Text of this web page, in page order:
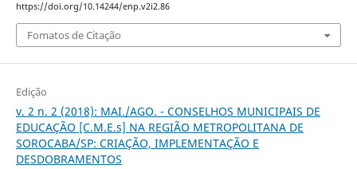
https://doi.org/10.14244/enp.v2i2.86
Fomatos de Citação
Edição
v. 2 n. 2 (2018): MAI./AGO. - CONSELHOS MUNICIPAIS DE
EDUCAÇÃO [C.M.E.s] NA REGIÃO METROPOLITANA DE
SOROCABA/SP: CRIAÇÃO, IMPLEMENTAÇÃO E
DESDOBRAMENTOS